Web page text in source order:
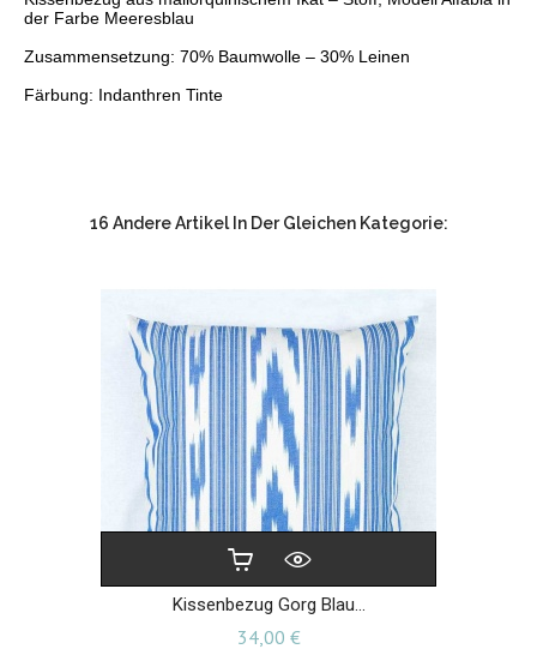
der Farbe Meeresblau
Zusammensetzung: 70% Baumwolle – 30% Leinen
Färbung: Indanthren Tinte
16 Andere Artikel In Der Gleichen Kategorie:
Kissenbezug Gorg Blau...
34,00 €Preis